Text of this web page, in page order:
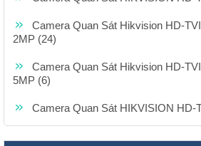
Camera Quan Sát Hikvision HD-
2MP (24)
Camera Quan Sát Hikvision HD-
5MP (6)
Camera Quan Sát HIKVISION HD-